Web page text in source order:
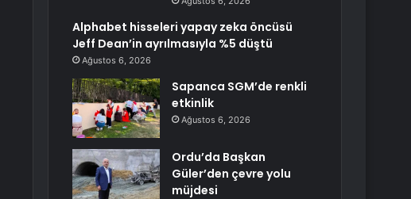
Alphabet hisseleri yapay zeka öncüsü
Jeff Dean’in ayrılmasıyla %5 düştü
Ağustos 6, 2026
Sapanca SGM’de renkli
etkinlik
Ağustos 6, 2026
Ordu’da Başkan
Güler’den çevre yolu
müjdesi